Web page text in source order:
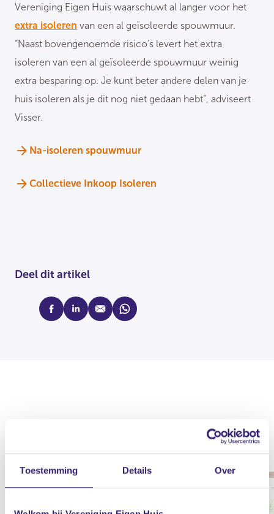
Toestemming Details Over
Vereniging Eigen Huis waarschuwt al langer voor het
extra isoleren van een al geïsoleerde spouwmuur.
“Naast bovengenoemde risico’s levert het extra
isoleren van een al geïsoleerde spouwmuur weinig
extra besparing op. Je kunt beter andere delen van je
huis isoleren als je dit nog niet gedaan hebt”, adviseert
Visser.
Na-isoleren spouwmuur
Collectieve Inkoop Isoleren
Deel dit artikel
facebooklinkedinmail whatsapp